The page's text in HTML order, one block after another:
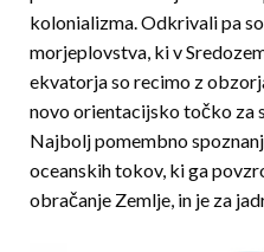
kolonializma. Odkrivali pa
morjeplovstva, ki v
ekvatorja so recimo z
novo orientacijsko točko za
Najbolj pomembno
oceanskih tokov, ki ga
obračanje Zemlje, in je za